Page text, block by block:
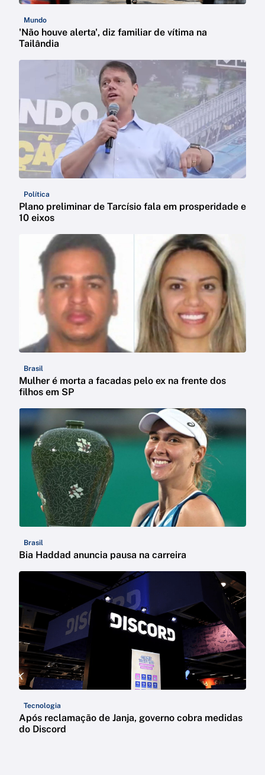
Mundo
'Não houve alerta', diz familiar de vítima na
Tailândia
Política
Plano preliminar de Tarcísio fala em prosperidade e
10 eixos
Brasil
Mulher é morta a facadas pelo ex na frente dos
filhos em SP
Brasil
Bia Haddad anuncia pausa na carreira
Tecnologia
Após reclamação de Janja, governo cobra medidas
do Discord